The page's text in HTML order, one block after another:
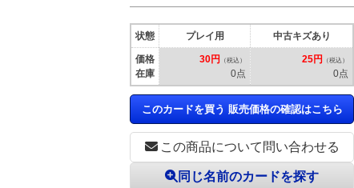
この商品について問い合わせる
同じ名前のカードを探す
状態
価格
在庫
プレイ用
30円 （税込）
0点
中古キズあり
25円 （税込）
0点
このカードを買う 販売価格の確認はこちら